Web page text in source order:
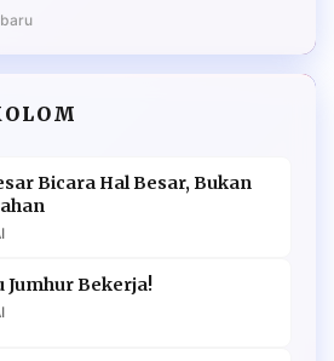
Bicara Hal Besar, Bukan
Jumhur Bekerja!